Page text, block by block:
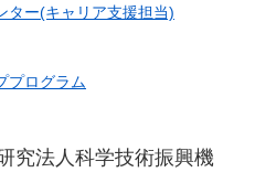
ター(キャリア支援担当)
プログラム
究法人科学技術振興機